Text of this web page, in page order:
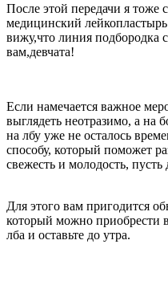
После этой передачи я тоже
медицинский
вижу,что линия подбородка
вам,девчата!
Если намечается важное
выглядеть неотразимо, а на
на лбу уже не осталось
способу, который поможет
свежесть и молодость,
Для этого вам пригодится
который можно приобрести
лба и оставьте до утра.